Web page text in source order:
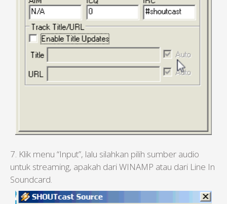
7. Klik menu “Input”, lalu silahkan pilih sumber audio
untuk streaming, apakah dari WINAMP atau dari Line In
Soundcard.